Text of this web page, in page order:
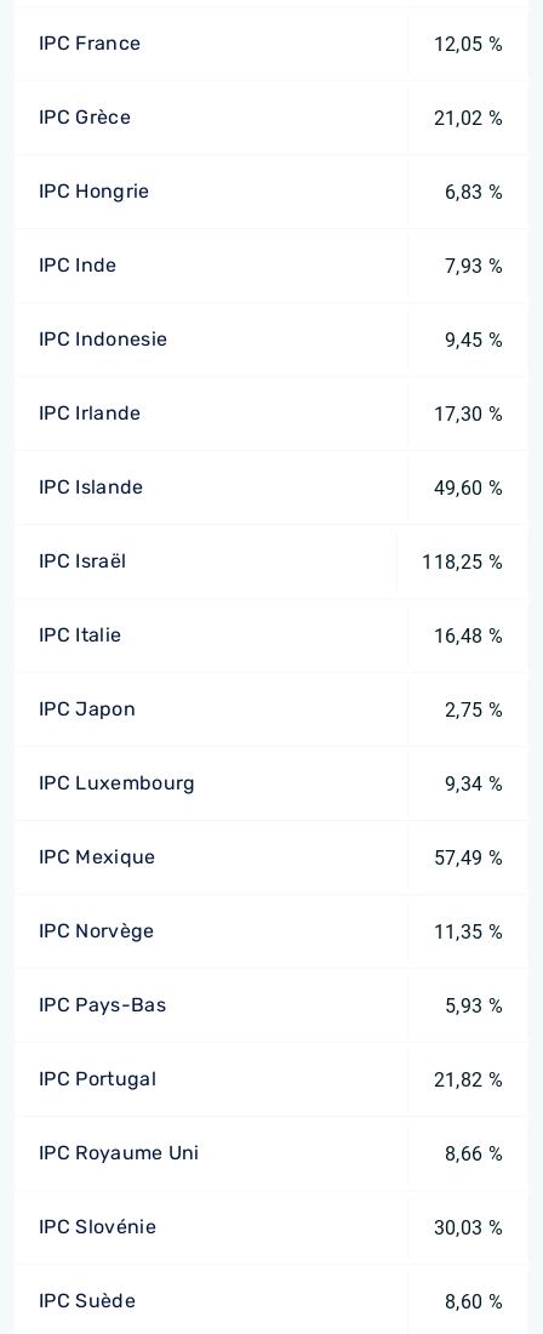
IPC France 12,05 %
IPC Grèce 21,02 %
IPC Hongrie 6,83 %
IPC Inde 7,93 %
IPC Indonesie 9,45 %
IPC Irlande 17,30 %
IPC Islande 49,60 %
IPC Israël 118,25 %
IPC Italie 16,48 %
IPC Japon 2,75 %
IPC Luxembourg 9,34 %
IPC Mexique 57,49 %
IPC Norvège 11,35 %
IPC Pays-Bas 5,93 %
IPC Portugal 21,82 %
IPC Royaume Uni 8,66 %
IPC Slovénie 30,03 %
IPC Suède 8,60 %